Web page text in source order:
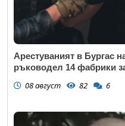
Арестуваният в Бургас
ръководел 14 фабрики
08 август 82 6